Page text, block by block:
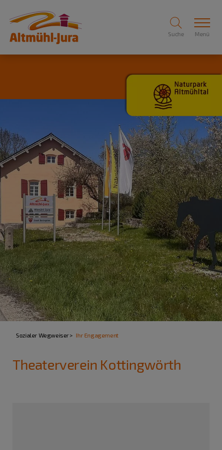
Suche Menü
Sozialer Wegweiser Ihr Engagement
Theaterverein Kottingwörth